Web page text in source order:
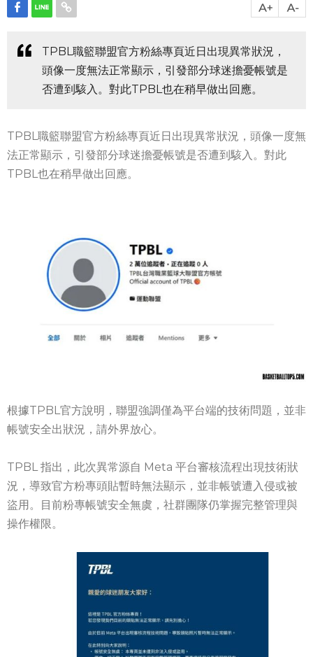
TPBL職籃聯盟官方粉絲專頁近日出現異常狀況，
頭像一度無法正常顯示，引發部分球迷擔憂帳號是
否遭到駭入。對此TPBL也在稍早做出回應。
TPBL職籃聯盟官方粉絲專頁近日出現異常狀況，頭像一度無
法正常顯示，引發部分球迷擔憂帳號是否遭到駭入。對此
TPBL也在稍早做出回應。
根據TPBL官方說明，聯盟強調僅為平台端的技術問題，並非
帳號安全出狀況，請外界放心。
TPBL 指出，此次異常源自 Meta 平台審核流程出現技術狀
況，導致官方粉專頭貼暫時無法顯示，並非帳號遭入侵或被
盜用。目前粉專帳號安全無虞，社群團隊仍掌握完整管理與
操作權限。